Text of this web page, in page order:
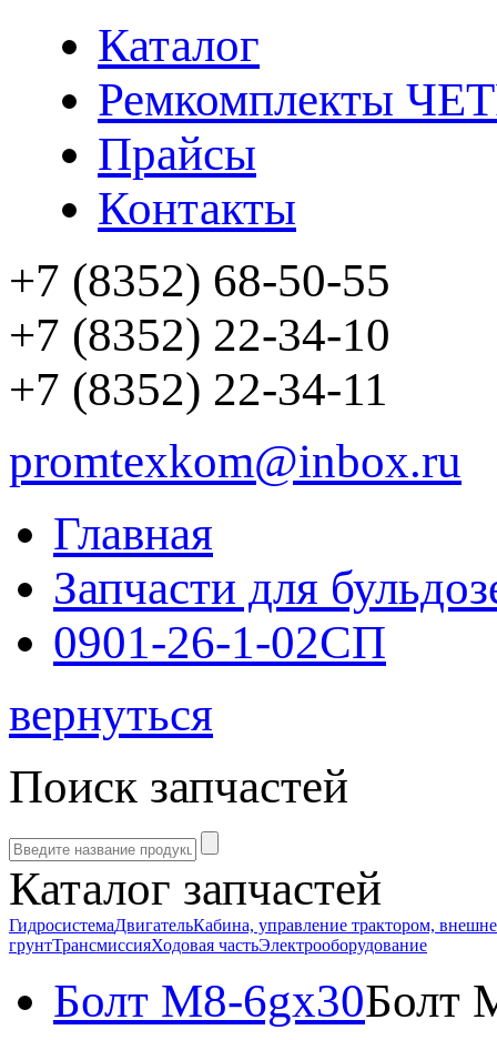
Каталог
Ремкомплекты
Прайсы
Контакты
+7 (8352) 68-50-55
+7 (8352) 22-34-10
+7 (8352) 22-34-11
promtexkom@inbox.ru
Главная
Запчасти для
0901-26-1-02СП
вернуться
Поиск запчастей
Каталог запчастей
ГидросистемаДвигательКабина, управление трактором,
грунтТрансмиссияХодовая частьЭлектрооборудование
Болт M8-6gx30Болт